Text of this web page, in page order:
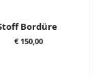
Bordüre
€ 150,00